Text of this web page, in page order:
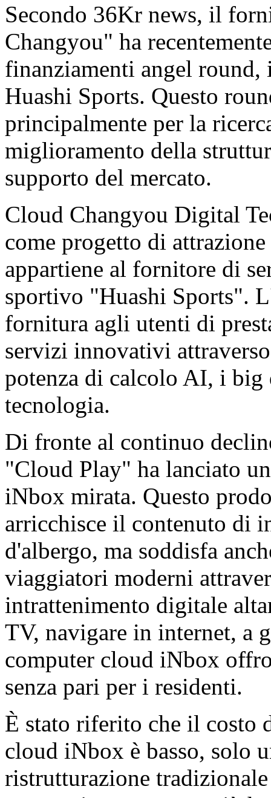
Secondo 36Kr news, il
Changyou" ha
finanziamenti angel round,
Huashi Sports. Questo
principalmente per la
miglioramento della
supporto del mercato.
Cloud Changyou Digital
come progetto di
appartiene al fornitore di
sportivo "Huashi Sports".
fornitura agli utenti di
servizi innovativi
potenza di calcolo AI, i big
tecnologia.
Di fronte al continuo
"Cloud Play" ha lanciato
iNbox mirata. Questo
arricchisce il contenuto di
d'albergo, ma soddisfa
viaggiatori moderni
intrattenimento digitale
TV, navigare in internet, a
computer cloud iNbox
senza pari per i residenti.
È stato riferito che il costo
cloud iNbox è basso, solo
ristrutturazione